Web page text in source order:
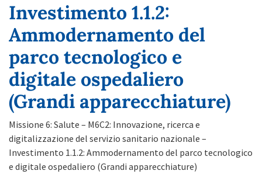
Investimento 1.1.2:
Ammodernamento del
parco tecnologico e
digitale ospedaliero
(Grandi apparecchiature)
Missione 6: Salute – M6C2: Innovazione, ricerca e
digitalizzazione del servizio sanitario nazionale –
Investimento 1.1.2: Ammodernamento del parco tecnologico
e digitale ospedaliero (Grandi apparecchiature)